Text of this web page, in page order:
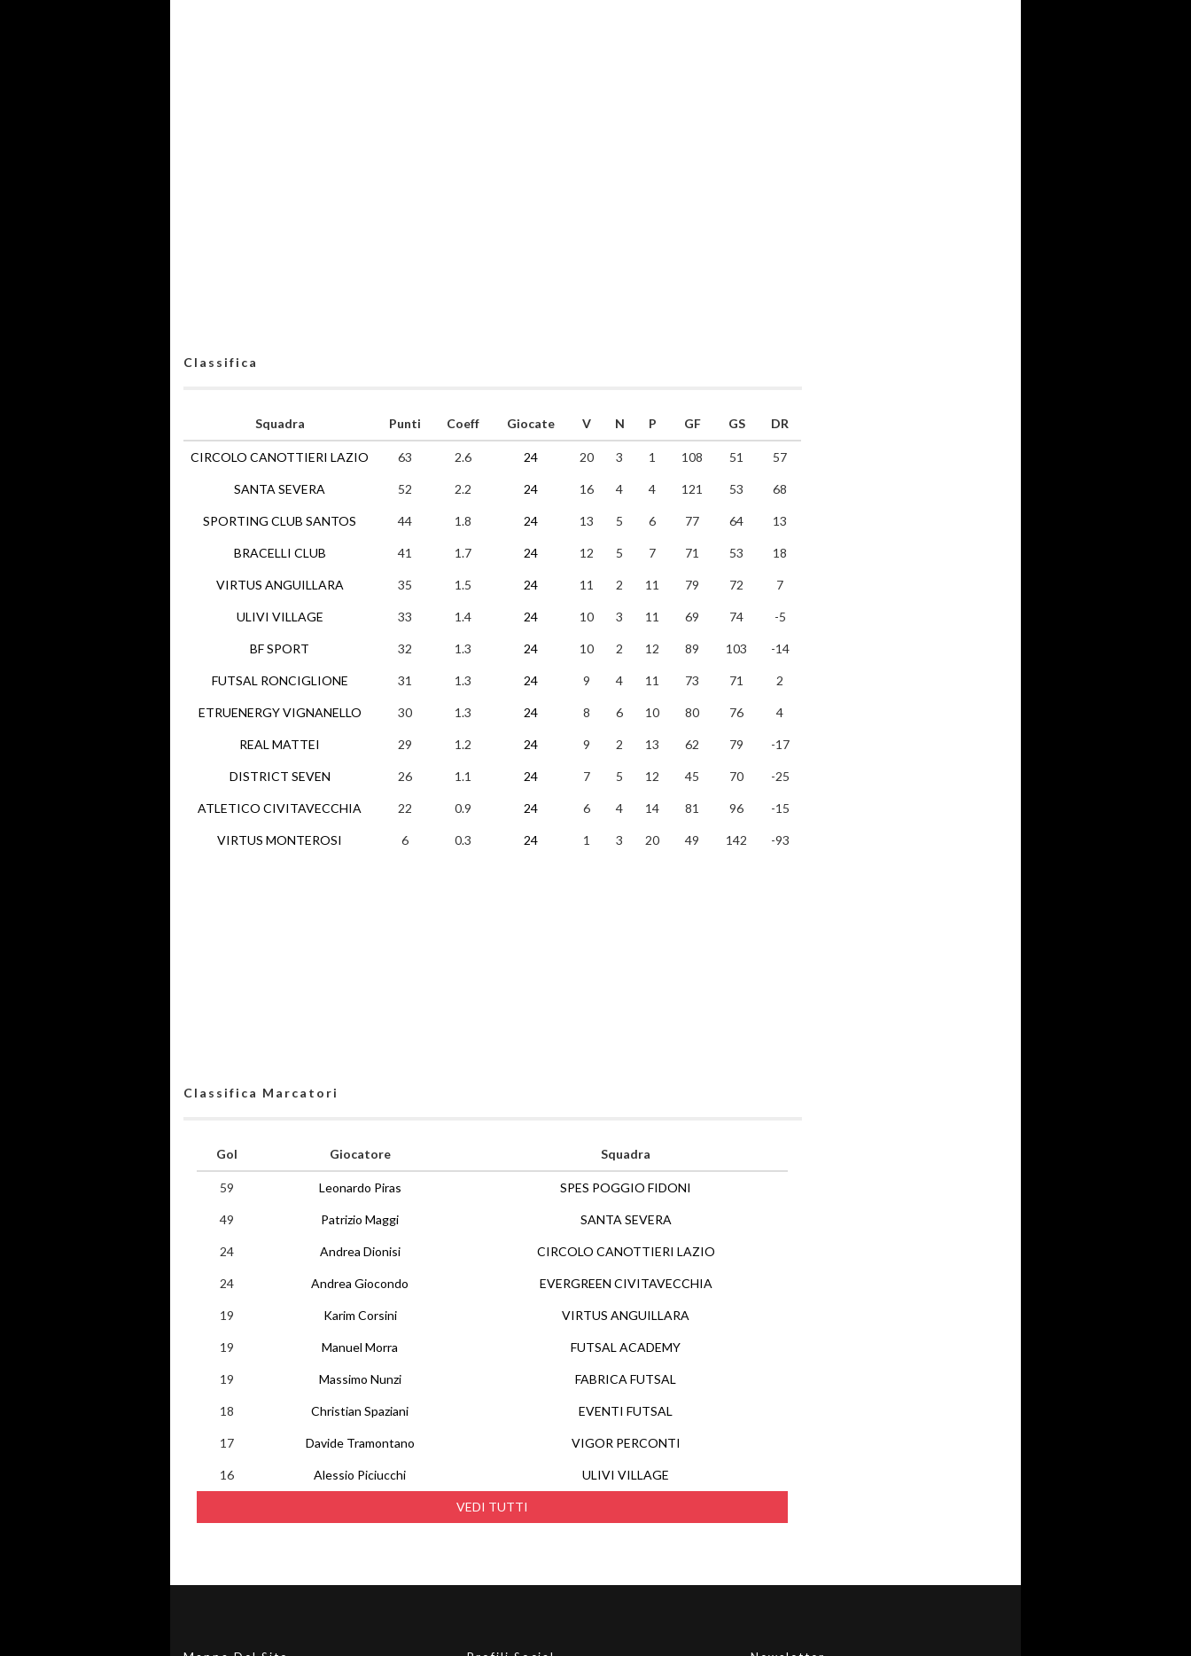
Classifica
Squadra
CIRCOLO CANOTTIERI LAZIO
SANTA SEVERA
SPORTING CLUB SANTOS
BRACELLI CLUB
VIRTUS ANGUILLARA
ULIVI VILLAGE
BF SPORT
FUTSAL RONCIGLIONE
ETRUENERGY VIGNANELLO
REAL MATTEI
DISTRICT SEVEN
ATLETICO CIVITAVECCHIA
VIRTUS MONTEROSI
Punti Coeff Giocate V N P GF GS DR
63 2.6 24 20 3 1 108 51 57
52 2.2 24 16 4 4 121 53 68
44 1.8 24 13 5 6 77 64 13
41 1.7 24 12 5 7 71 53 18
35 1.5 24 11 2 11 79 72 7
33 1.4 24 10 3 11 69 74 -5
32 1.3 24 10 2 12 89 103 -14
31 1.3 24 9 4 11 73 71 2
30 1.3 24 8 6 10 80 76 4
29 1.2 24 9 2 13 62 79 -17
26 1.1 24 7 5 12 45 70 -25
22 0.9 24 6 4 14 81 96 -15
6 0.3 24 1 3 20 49 142 -93
Classifica Marcatori
Gol Giocatore Squadra
VEDI TUTTI
59 Leonardo Piras SPES POGGIO FIDONI
49 Patrizio Maggi SANTA SEVERA
24 Andrea Dionisi CIRCOLO CANOTTIERI LAZIO
24 Andrea Giocondo EVERGREEN CIVITAVECCHIA
19 Karim Corsini VIRTUS ANGUILLARA
19 Manuel Morra FUTSAL ACADEMY
19 Massimo Nunzi FABRICA FUTSAL
18 Christian Spaziani EVENTI FUTSAL
17 Davide Tramontano VIGOR PERCONTI
16 Alessio Piciucchi ULIVI VILLAGE